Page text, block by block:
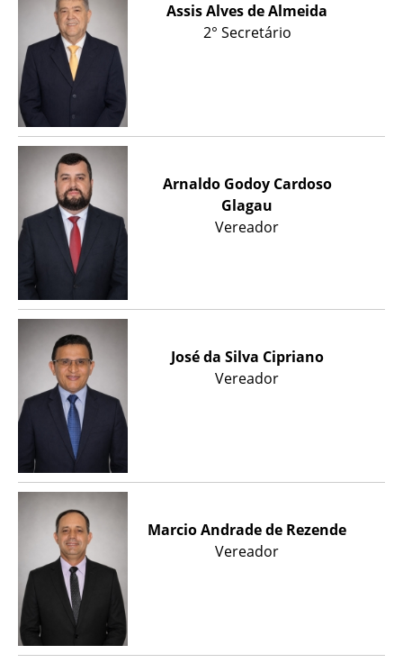
Assis Alves de Almeida
2° Secretário
Arnaldo Godoy Cardoso
Glagau
Vereador
José da Silva Cipriano
Vereador
Marcio Andrade de Rezende
Vereador